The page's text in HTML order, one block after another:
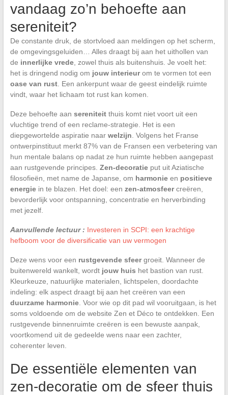
vandaag zo’n behoefte aan
sereniteit?
De constante druk, de stortvloed aan meldingen op het scherm,
de omgevingsgeluiden… Alles draagt bij aan het uithollen van
de innerlijke vrede, zowel thuis als buitenshuis. Je voelt het:
het is dringend nodig om jouw interieurom te vormen tot een
oase van rust. Een ankerpunt waar de geest eindelijk ruimte
vindt, waar het lichaam tot rust kan komen.
Deze behoefte aan sereniteitthuis komt niet voort uit een
vluchtige trend of een reclame-strategie. Het is een
diepgewortelde aspiratie naar welzijn . Volgens het Franse
ontwerpinstituut merkt 87% van de Fransen een verbetering van
hun mentale balans op nadat ze hun ruimte hebben aangepast
aan rustgevende principes. Zen-decoratieput uit Aziatische
filosofieën, met name de Japanse, om harmonieen positieve
energiein te blazen. Het doel: een zen-atmosfeercreëren,
bevorderlijk voor ontspanning, concentratie en herverbinding
met jezelf.
Aanvullende lectuur : Investeren in SCPI: een krachtige
hefboom voor de diversificatie van uw vermogen
Deze wens voor een rustgevende sfeergroeit. Wanneer de
buitenwereld wankelt, wordt jouw huis het bastion van rust.
Kleurkeuze, natuurlijke materialen, lichtspelen, doordachte
indeling: elk aspect draagt bij aan het creëren van een
duurzame harmonie. Voor wie op dit pad wil vooruitgaan, is het
soms voldoende om de website Zen et Déco te ontdekken. Een
rustgevende binnenruimte creëren is een bewuste aanpak,
voortkomend uit de gedeelde wens naar een zachter,
coherenter leven.
De essentiële elementen van
zen-decoratie om de sfeer thuis